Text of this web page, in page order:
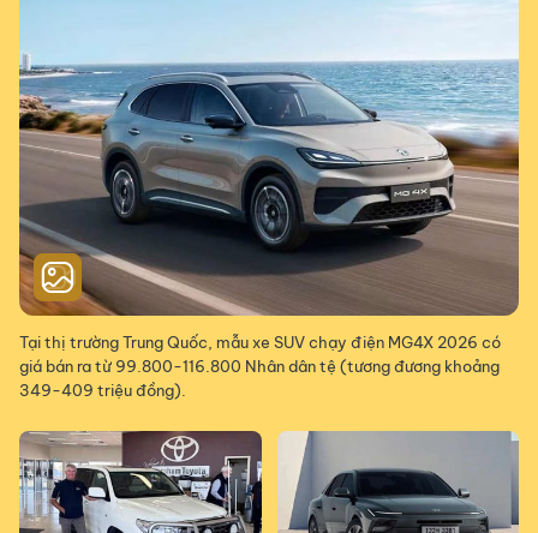
Tại thị trường Trung Quốc, mẫu xe SUV chạy điện MG4X 2026 có
giá bán ra từ 99.800-116.800 Nhân dân tệ (tương đương khoảng
349-409 triệu đồng).